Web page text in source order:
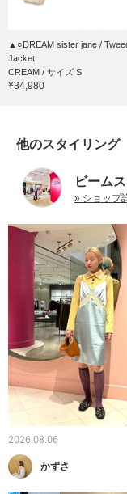
▲○DREAM sister jane /
Jacket
CREAM / サイズ S
¥34,980
他のスタイリング
ビーム
» ショップ
2026.08.06
かずさ